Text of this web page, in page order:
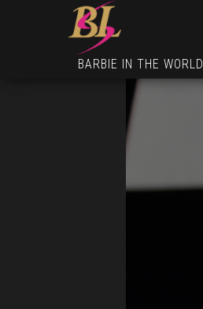
BARBIE IN THE WORLD